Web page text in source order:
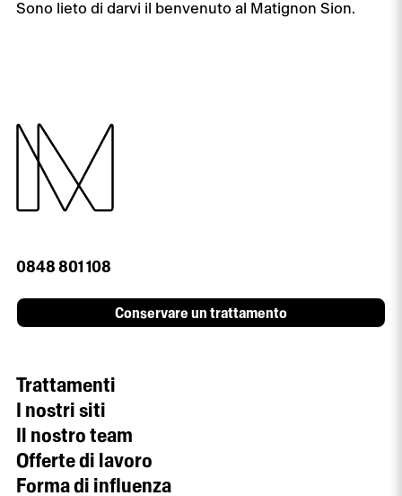
Sono lieto di darvi il benvenuto al Matignon Sion.
0848 801 108
Conservare un trattamento
Trattamenti
I nostri siti
Il nostro team
Offerte di lavoro
Forma di influenza